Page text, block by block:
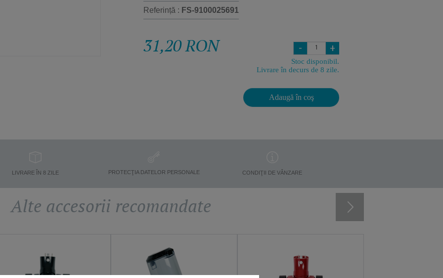
Referință : FS-9100025691
31,20 RON - +
Stoc disponibil.
Livrare în decurs de 8 zile.
Adaugă în coş
LIVRARE ÎN 8 ZILE PROTECŢIA DATELOR PERSONALE CONDIŢII DE VÂNZARE
Alte accesorii recomandate